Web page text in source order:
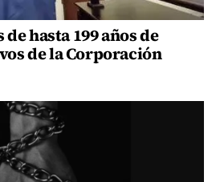
hasta 199 años de
de la Corporación